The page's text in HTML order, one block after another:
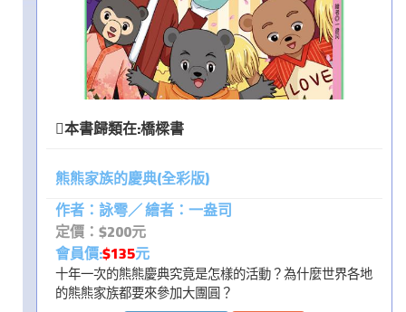
本書歸類在:橋樑書
熊熊家族的慶典(全彩版)
作者：詠雩／ 繪者：一盎司
定價：$200元
會員價:$135元
十年一次的熊熊慶典究竟是怎樣的活動？為什麼世界各地
的熊熊家族都要來參加大團圓？